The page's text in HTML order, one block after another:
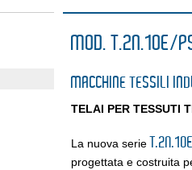
MOD. T.2N.10E/
MACCHINE TESSILI
TELAI PER TESSUTI
La nuova serie
progettata e costruita